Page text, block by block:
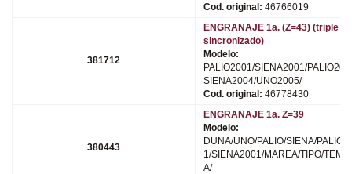
Cod. original: 46766019
381712
ENGRANAJE 1a. (Z=43) (triple
sincronizado)
Modelo:
PALIO2001/SIENA2001/
SIENA2004/UNO2005/
Cod. original: 46778430
380443
ENGRANAJE 1a. Z=39
Modelo:
DUNA/UNO/PALIO/SIENA/
1/SIENA2001/MAREA/TIPO/
A/